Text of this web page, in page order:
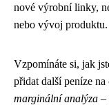
nové výrobní linky,
nebo vývoj produktu.
Vzpomínáte si, jak
přidat další peníze
marginální analýza –